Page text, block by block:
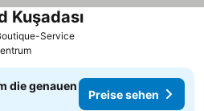
ServicePreise sehen
KuşadasıPreise sehen
die genauen
Preise sehen